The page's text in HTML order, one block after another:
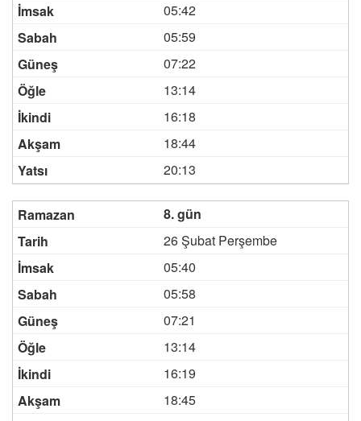
05:42
05:59
07:22
13:14
16:18
18:44
20:13
8. gün
26 Şubat Perşembe
05:40
05:58
07:21
13:14
16:19
18:45